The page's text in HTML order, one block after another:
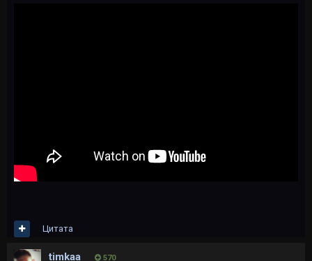
Цитата
timkaa 570